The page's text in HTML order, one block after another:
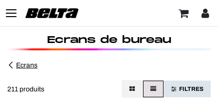
Ecrans de bureau
Ecrans
211 produits FILTRES